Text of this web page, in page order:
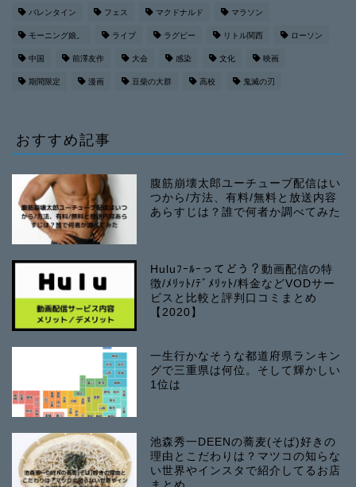
バレンタイン フェス マクドナルド マラソン
モーニング娘。 ライブ ラグビー リトル関西 ローソン
中国 前澤友作 大会 感染 文化 映画
期間限定 漫画 豆柴の大群 高校 鬼滅の刃
おすすめ記事
腹筋崩壊太郎ユーチューブ配信はい
つから/方法、有料/無料と放送内容
あらすじは？誰で何者か調べてみた
Huluﾌｰﾙｰってどう？動画配信の特
徴/ﾒﾘｯﾄ/ﾃﾞﾒﾘｯﾄ/料金などVODサー
ビスと比較と評判口コミまとめ
【2020】
一生行かなそうな都道府県ランキン
グで三重県は何位。そして輝かしい
1位は
池森秀一DEENの蕎麦(そば)好きの
理由とこだわりは？マツコの知らな
い世界やインスタで紹介してるお店